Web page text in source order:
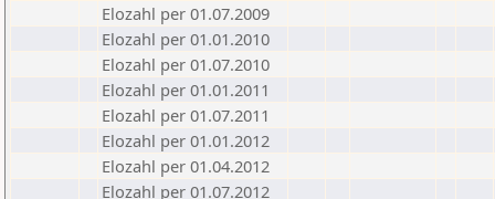
Elozahl per 01.07.2009
Elozahl per 01.01.2010
Elozahl per 01.07.2010
Elozahl per 01.01.2011
Elozahl per 01.07.2011
Elozahl per 01.01.2012
Elozahl per 01.04.2012
Elozahl per 01.07.2012